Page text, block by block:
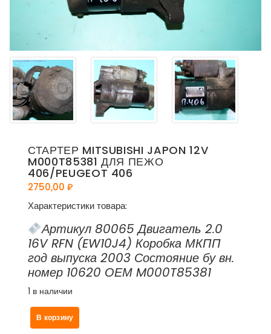
СТАРТЕР MITSUBISHI JAPON 12V
M000T85381 ДЛЯ ПЕЖО
406/PEUGEOT 406
2750,00 ₽
Характеристики товара:
Артикул 80065 Двигатель 2.0
16V RFN (EW10J4) Коробка МКПП
год выпуска 2003 Состояние бу вн.
номер 10620 ОЕМ M000T85381
1 в наличии
Количество
товара
В корзину